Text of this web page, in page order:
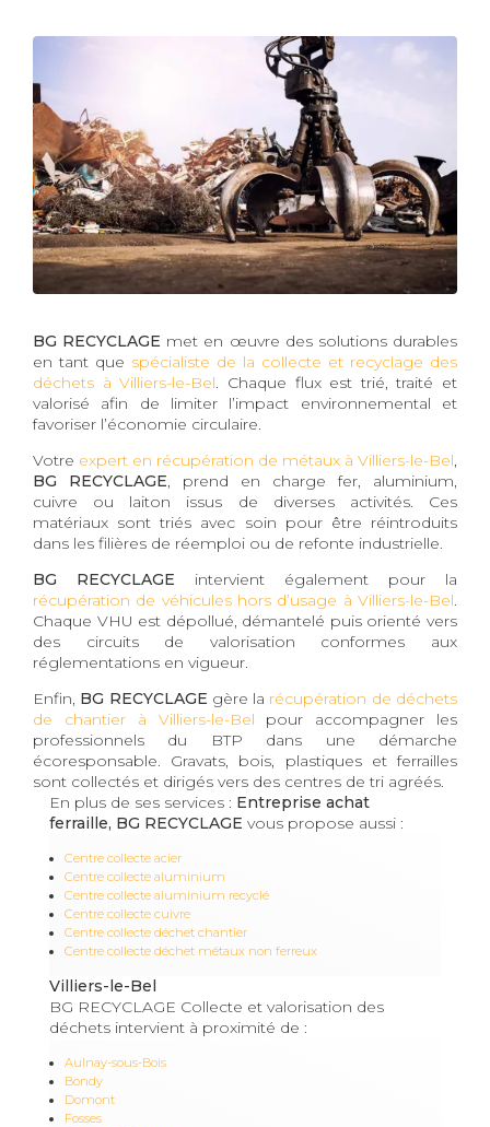
BG RECYCLAGE met en œuvre des solutions durables
en tant que spécialiste de la collecte et recyclage des
déchets à Villiers-le-Bel. Chaque flux est trié, traité et
valorisé afin de limiter l’impact environnemental et
favoriser l’économie circulaire.
Votre expert en récupération de métaux à Villiers-le-Bel,
BG RECYCLAGE, prend en charge fer, aluminium,
cuivre ou laiton issus de diverses activités. Ces
matériaux sont triés avec soin pour être réintroduits
dans les filières de réemploi ou de refonte industrielle.
BG RECYCLAGE intervient également pour la
récupération de véhicules hors d’usage à Villiers-le-Bel.
Chaque VHU est dépollué, démantelé puis orienté vers
des circuits de valorisation conformes aux
réglementations en vigueur.
Enfin, BG RECYCLAGE gère la récupération de déchets
de chantier à Villiers-le-Bel pour accompagner les
professionnels du BTP dans une démarche
écoresponsable. Gravats, bois, plastiques et ferrailles
sont collectés et dirigés vers des centres de tri agréés.
En plus de ses services : Entreprise achat
ferraille, BG RECYCLAGE vous propose aussi :
Centre collecte acier
Centre collecte aluminium
Centre collecte aluminium recyclé
Centre collecte cuivre
Centre collecte déchet chantier
Centre collecte déchet métaux non ferreux
Villiers-le-Bel
BG RECYCLAGE Collecte et valorisation des
déchets intervient à proximité de :
Aulnay-sous-Bois
Bondy
Domont
Fosses